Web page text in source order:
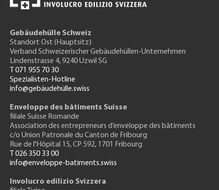
Gebäudehülle Schweiz
Standort Ost (Hauptsitz)
Verband Schweizerischer Gebäudehüllen-Unternehmen
Lindenstrasse 4, 9240 Uzwil SG
T 071 955 70 30
Spezialisten-Hotline
info@gebäudehülle.swiss
Enveloppe des bâtiments Suisse
filiale Suisse Romande
Association des entrepreneurs d’enveloppe des bâtiments
c/o Union Patronale du Canton de Fribourg
Rue de l'Hôpital 15, CP 592, 1701 Fribourg
T 026 350 33 00
info@enveloppe-batiments.swiss
Involucro edilizio Svizzera